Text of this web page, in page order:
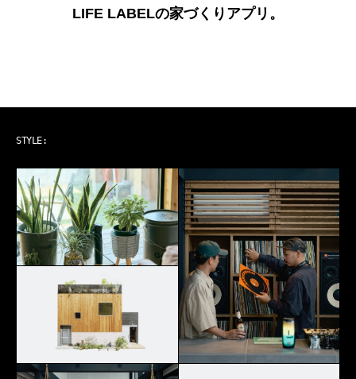
LIFE LABELの家づくりアプリ。
STYLE: